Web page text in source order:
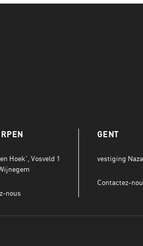
Hoek', Vosveld 1
nous
GENT
vestiging
Contactez-